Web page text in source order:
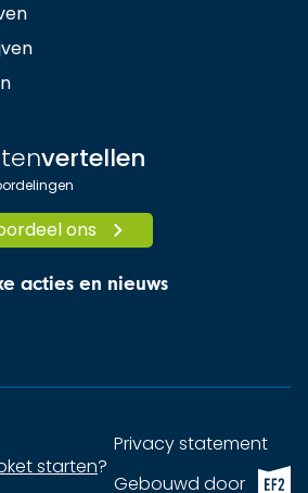
vertellen
ons
acties en nieuws
starten?
Privacy statement
Gebouwd doorEF2